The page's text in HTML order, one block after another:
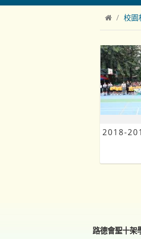
校園
2018-
路德會聖十架